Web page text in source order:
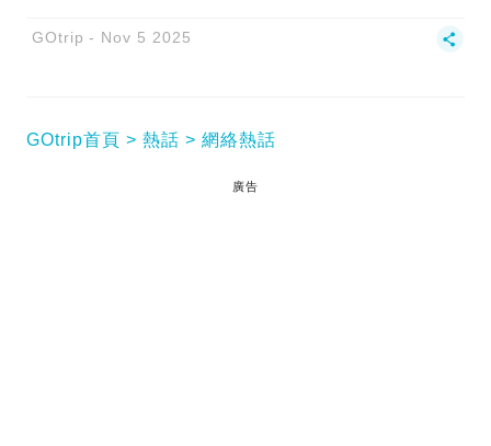
GOtrip Nov 5 2025
GOtrip首頁 熱話 網絡熱話
廣告